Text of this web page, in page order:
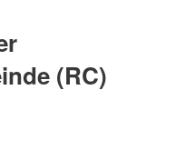
(RC)